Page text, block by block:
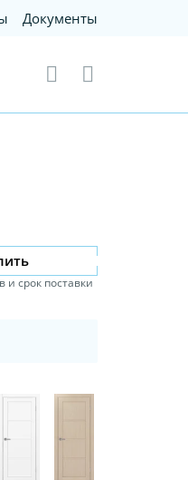
Документы
и срок поставки